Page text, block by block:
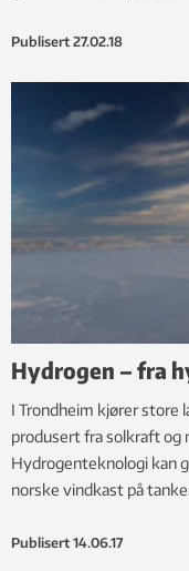
Publisert 27.02.18
Hydrogen – fra
I Trondheim kjører store
produsert fra solkraft og
Hydrogenteknologi kan
norske vindkast på
Publisert 14.06.17